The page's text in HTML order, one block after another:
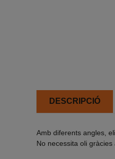
DESCRIPCIÓ
Amb diferents angles,
No necessita oli